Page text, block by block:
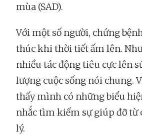
mùa (SAD).
Với một số người, chứng
thúc khi thời tiết ấm lên.
nhiều tác động tiêu cực lên
lượng cuộc sống nói chung.
thấy mình có những biểu
nhắc tìm kiếm sự giúp đỡ từ
lý.